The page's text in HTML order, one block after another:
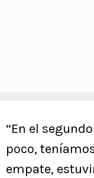
“En el
poco,
empate,